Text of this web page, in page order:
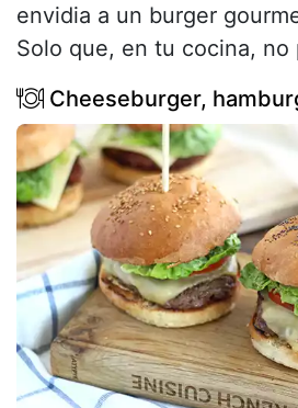
envidia a un burger
Solo que, en tu cocina, no
Cheeseburger,